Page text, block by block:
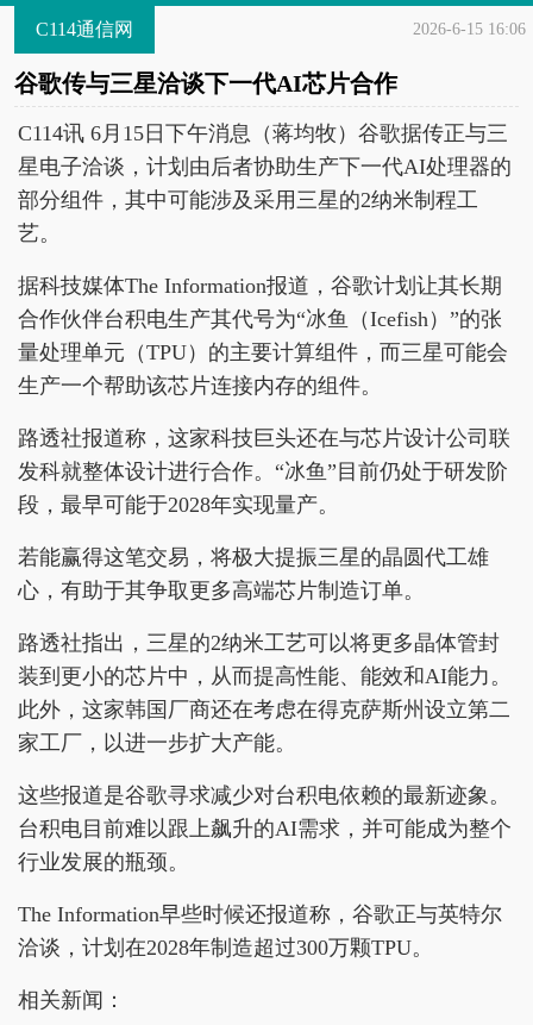
C114通信网 2026-6-15 16:06
谷歌传与三星洽谈下一代AI芯片合作
C114讯 6月15日下午消息（蒋均牧）谷歌据传正与三
星电子洽谈，计划由后者协助生产下一代AI处理器的
部分组件，其中可能涉及采用三星的2纳米制程工
艺。
据科技媒体The Information报道，谷歌计划让其长期
合作伙伴台积电生产其代号为“冰鱼（Icefish）”的张
量处理单元（TPU）的主要计算组件，而三星可能会
生产一个帮助该芯片连接内存的组件。
路透社报道称，这家科技巨头还在与芯片设计公司联
发科就整体设计进行合作。“冰鱼”目前仍处于研发阶
段，最早可能于2028年实现量产。
若能赢得这笔交易，将极大提振三星的晶圆代工雄
心，有助于其争取更多高端芯片制造订单。
路透社指出，三星的2纳米工艺可以将更多晶体管封
装到更小的芯片中，从而提高性能、能效和AI能力。
此外，这家韩国厂商还在考虑在得克萨斯州设立第二
家工厂，以进一步扩大产能。
这些报道是谷歌寻求减少对台积电依赖的最新迹象。
台积电目前难以跟上飙升的AI需求，并可能成为整个
行业发展的瓶颈。
The Information早些时候还报道称，谷歌正与英特尔
洽谈，计划在2028年制造超过300万颗TPU。
相关新闻：